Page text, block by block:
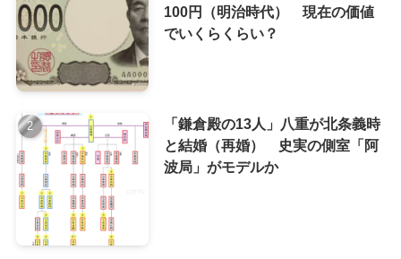
100円（明治時代） 現在の価値
でいくらくらい？
「鎌倉殿の13人」八重が北条義時
と結婚（再婚） 史実の側室「阿
波局」がモデルか